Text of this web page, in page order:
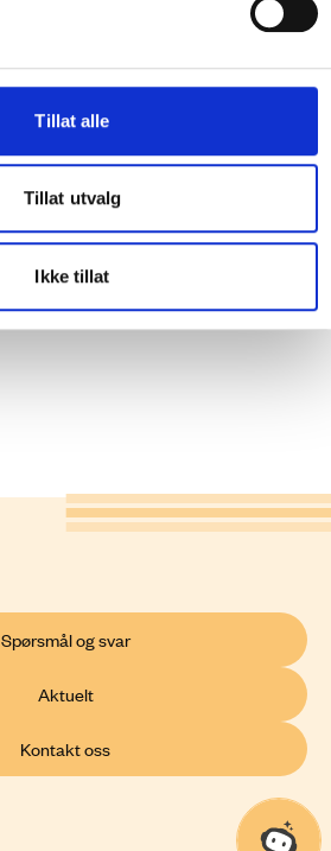
Tillat alle
Tillat utvalg
Ikke tillat
Spørsmål og svar
Aktuelt
Kontakt oss